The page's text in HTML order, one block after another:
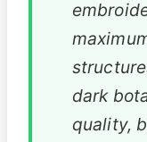
dark
quality,